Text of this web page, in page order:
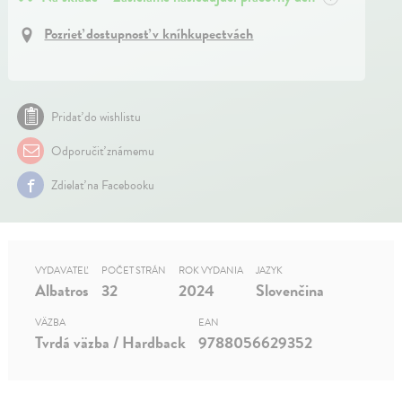
Pozrieť dostupnosť v kníhkupectvách
Pridať do wishlistu
Odporučiť známemu
Zdielať na Facebooku
VYDAVATEĽ
Albatros
POČET STRÁN
32
ROK VYDANIA
2024
JAZYK
Slovenčina
VÄZBA
Tvrdá väzba / Hardback
EAN
9788056629352